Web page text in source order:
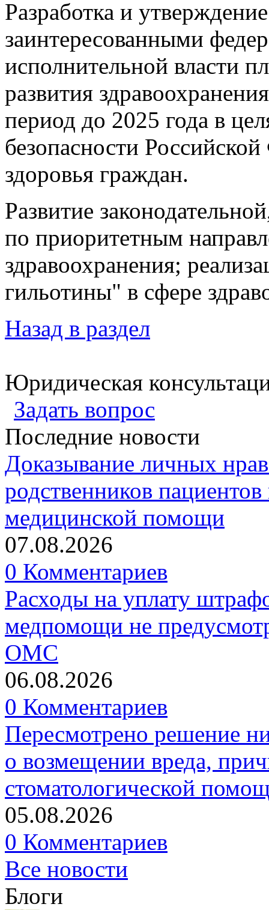
Разработка и
заинтересованными
исполнительной власти
развития
период до 2025 года в
безопасности
здоровья граждан.
Развитие
по приоритетным
здравоохранения;
гильотины" в сфере
Назад в раздел
Юридическая
Задать вопрос
Последние новости
Доказывание личных
родственников
медицинской помощи
07.08.2026
0 Комментариев
Расходы на уплату
медпомощи не
ОМС
06.08.2026
0 Комментариев
Пересмотрено решение
о возмещении вреда,
стоматологической
05.08.2026
0 Комментариев
Все новости
Блоги